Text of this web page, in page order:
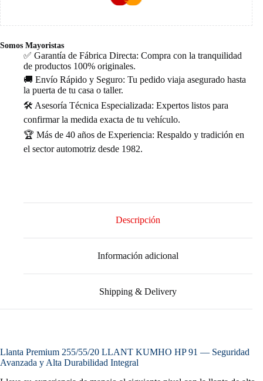
Somos Mayoristas
✅ Garantía de Fábrica Directa: Compra con la tranquilidad
de productos 100% originales.
🚚 Envío Rápido y Seguro: Tu pedido viaja asegurado hasta
la puerta de tu casa o taller.
🛠️ Asesoría Técnica Especializada: Expertos listos para
confirmar la medida exacta de tu vehículo.
🏆 Más de 40 años de Experiencia: Respaldo y tradición en
el sector automotriz desde 1982.
Descripción
Información adicional
Shipping & Delivery
Llanta Premium 255/55/20 LLANT KUMHO HP 91 — Seguridad
Avanzada y Alta Durabilidad Integral